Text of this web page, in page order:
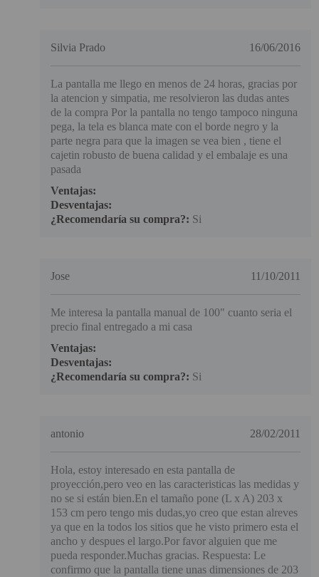
Silvia Prado 16/06/2016
La pantalla me llego en menos de 24 horas, gracias por
la atencion y simpatia, me resolvieron las dudas antes
de la compra Por la pantalla no tengo tampoco ninguna
pega, la tela es blanca mate con el borde negro y la
parte negra para que la imagen se vea bien , tiene el
cajetin robusto de buena calidad y el embalaje es una
pasada
Ventajas:
Desventajas:
¿Recomendaría su compra?: Si
Jose 11/10/2011
Me interesa la pantalla manual de 100" cuanto seria el
precio final entregado a mi casa
Ventajas:
Desventajas:
¿Recomendaría su compra?: Si
antonio 28/02/2011
Hola, estoy interesado en esta pantalla de
proyección,pero veo en las caracteristicas las medidas y
no se si están bien.En el tamaño pone (L x A) 203 x
153 cm pero tengo mis dudas,yo creo que estan alreves
ya que en la todos los sitios que he visto primero esta el
ancho y despues el largo.Por favor alguien que me
pueda responder.Muchas gracias. Respuesta: Le
confirmo que la pantalla tiene unas dimensiones de 203